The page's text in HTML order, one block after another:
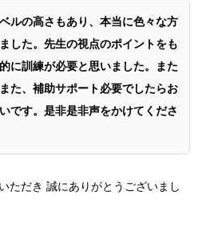
ルの高さもあり、本当に色々な方
した。先生の視点のポイントをも
に訓練が必要と思いました。また
た、補助サポート必要でしたらお
です。是非是非声をかけてくださ
ただき 誠にありがとうございまし